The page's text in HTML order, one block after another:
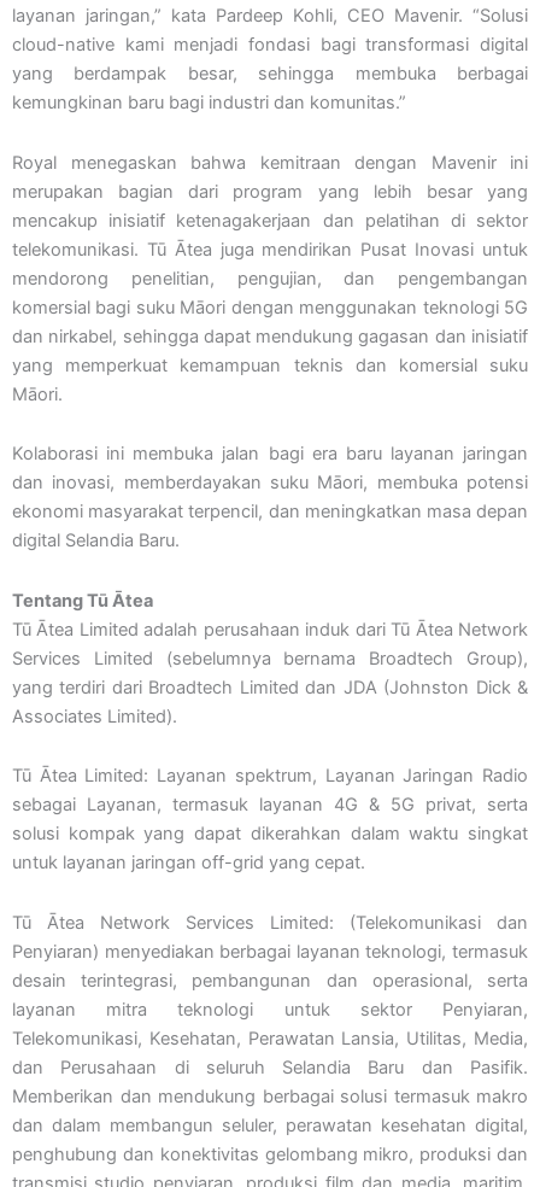
layanan jaringan,” kata Pardeep Kohli, CEO Mavenir. “Solusi
cloud-native kami menjadi fondasi bagi transformasi digital
yang berdampak besar, sehingga membuka berbagai
kemungkinan baru bagi industri dan komunitas.”
Royal menegaskan bahwa kemitraan dengan Mavenir ini
merupakan bagian dari program yang lebih besar yang
mencakup inisiatif ketenagakerjaan dan pelatihan di sektor
telekomunikasi. Tū Ātea juga mendirikan Pusat Inovasi untuk
mendorong penelitian, pengujian, dan pengembangan
komersial bagi suku Māori dengan menggunakan teknologi 5G
dan nirkabel, sehingga dapat mendukung gagasan dan inisiatif
yang memperkuat kemampuan teknis dan komersial suku
Māori.
Kolaborasi ini membuka jalan bagi era baru layanan jaringan
dan inovasi, memberdayakan suku Māori, membuka potensi
ekonomi masyarakat terpencil, dan meningkatkan masa depan
digital Selandia Baru.
Tentang Tū Ātea
Tū Ātea Limited adalah perusahaan induk dari Tū Ātea Network
Services Limited (sebelumnya bernama Broadtech Group),
yang terdiri dari Broadtech Limited dan JDA (Johnston Dick &
Associates Limited).
Tū Ātea Limited: Layanan spektrum, Layanan Jaringan Radio
sebagai Layanan, termasuk layanan 4G & 5G privat, serta
solusi kompak yang dapat dikerahkan dalam waktu singkat
untuk layanan jaringan off-grid yang cepat.
Tū Ātea Network Services Limited: (Telekomunikasi dan
Penyiaran) menyediakan berbagai layanan teknologi, termasuk
desain terintegrasi, pembangunan dan operasional, serta
layanan mitra teknologi untuk sektor Penyiaran,
Telekomunikasi, Kesehatan, Perawatan Lansia, Utilitas, Media,
dan Perusahaan di seluruh Selandia Baru dan Pasifik.
Memberikan dan mendukung berbagai solusi termasuk makro
dan dalam membangun seluler, perawatan kesehatan digital,
penghubung dan konektivitas gelombang mikro, produksi dan